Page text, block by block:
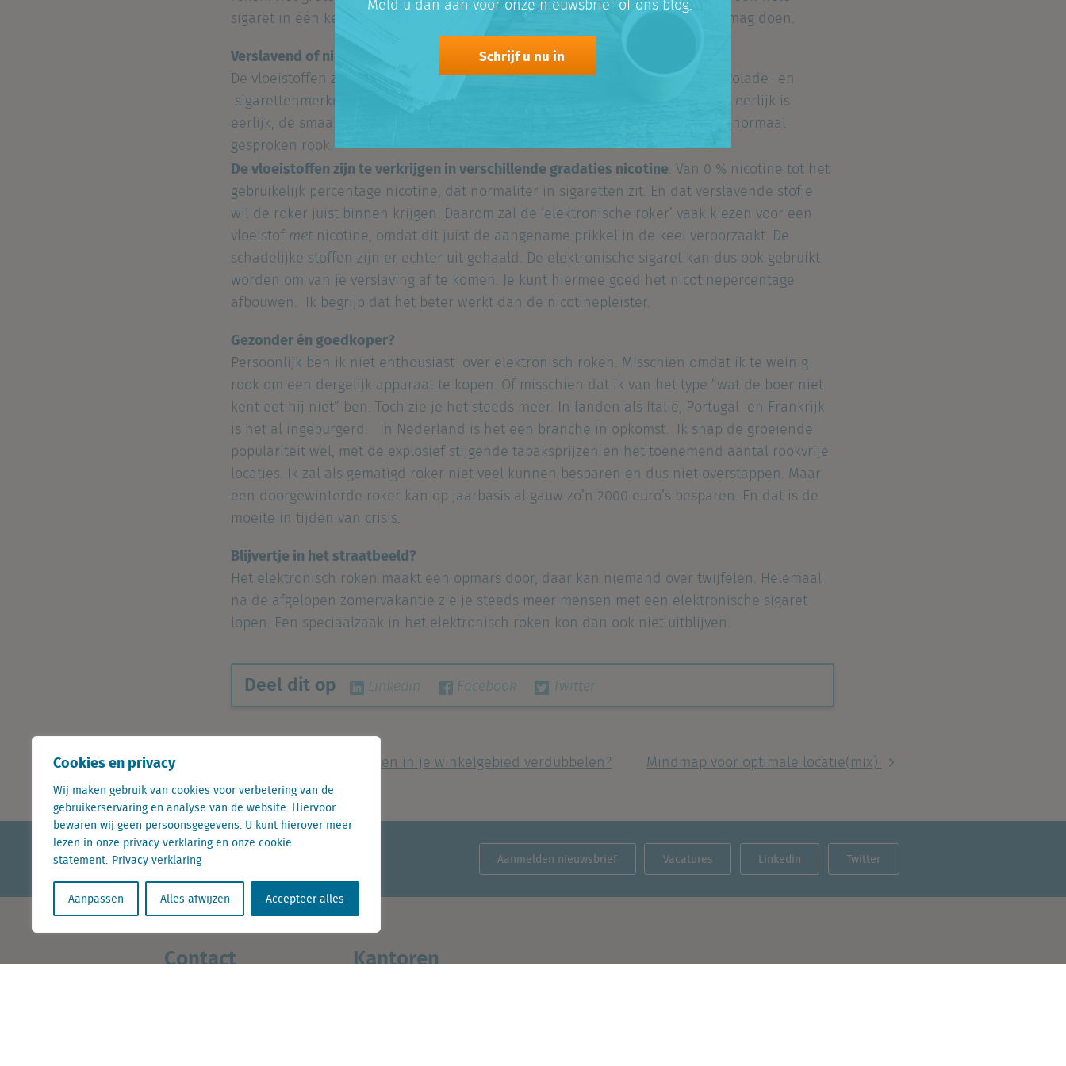
Cookies en privacy
Wij maken gebruik van cookies voor verbetering van de
gebruikerservaring en analyse van de website. Hiervoor
bewaren wij geen persoonsgegevens. U kunt hierover meer
lezen in onze privacy verklaring en onze cookie
statement. Privacy verklaring
Aanpassen Alles afwijzen Accepteer alles
sigaret in één keer op hoeft te roken en dat je het elektronisch roken overal mag doen.
Verslavend of niet-verslavend, dat bepaal je zelf
De vloeistoffen zijn in vele smaken te krijgen. Het lijkt bijna snoep: fruit-, chocolade- en
sigarettenmerken. Ik ben een gematigd roker en nam de proef op de som. En eerlijk is
eerlijk, de smaak kwam verdacht veel overeen met het merk sigaretten dat ik normaal
gesproken rook.
De vloeistoffen zijn te verkrijgen in verschillende gradaties nicotine. Van 0 % nicotine tot het
gebruikelijk percentage nicotine, dat normaliter in sigaretten zit. En dat verslavende stofje
wil de roker juist binnen krijgen. Daarom zal de ‘elektronische roker’ vaak kiezen voor een
vloeistof met nicotine, omdat dit juist de aangename prikkel in de keel veroorzaakt. De
schadelijke stoffen zijn er echter uit gehaald. De elektronische sigaret kan dus ook gebruikt
worden om van je verslaving af te komen. Je kunt hiermee goed het nicotinepercentage
afbouwen. Ik begrijp dat het beter werkt dan de nicotinepleister.
Gezonder én goedkoper?
Persoonlijk ben ik niet enthousiast over elektronisch roken. Misschien omdat ik te weinig
rook om een dergelijk apparaat te kopen. Of misschien dat ik van het type “wat de boer niet
kent eet hij niet” ben. Toch zie je het steeds meer. In landen als Italië, Portugal en Frankrijk
is het al ingeburgerd. In Nederland is het een branche in opkomst. Ik snap de groeiende
populariteit wel, met de explosief stijgende tabaksprijzen en het toenemend aantal rookvrije
locaties. Ik zal als gematigd roker niet veel kunnen besparen en dus niet overstappen. Maar
een doorgewinterde roker kan op jaarbasis al gauw zo’n 2000 euro’s besparen. En dat is de
moeite in tijden van crisis.
Blijvertje in het straatbeeld?
Het elektronisch roken maakt een opmars door, daar kan niemand over twijfelen. Helemaal
na de afgelopen zomervakantie zie je steeds meer mensen met een elektronische sigaret
lopen. Een speciaalzaak in het elektronisch roken kon dan ook niet uitblijven.
Deel dit op Linkedin Facebook Twitter
Hoe kun je het aantal passanten in je winkelgebied verdubbelen? Mindmap voor optimale locatie(mix)
KvK nr. Utrecht 27129168
BTW nr. 0094.53.465.B.01
Aanmelden nieuwsbrief Vacatures Linkedin Twitter
Contact Kantoren
Schrijf u nu in
Meld u dan aan voor onze nieuwsbrief of ons blog.